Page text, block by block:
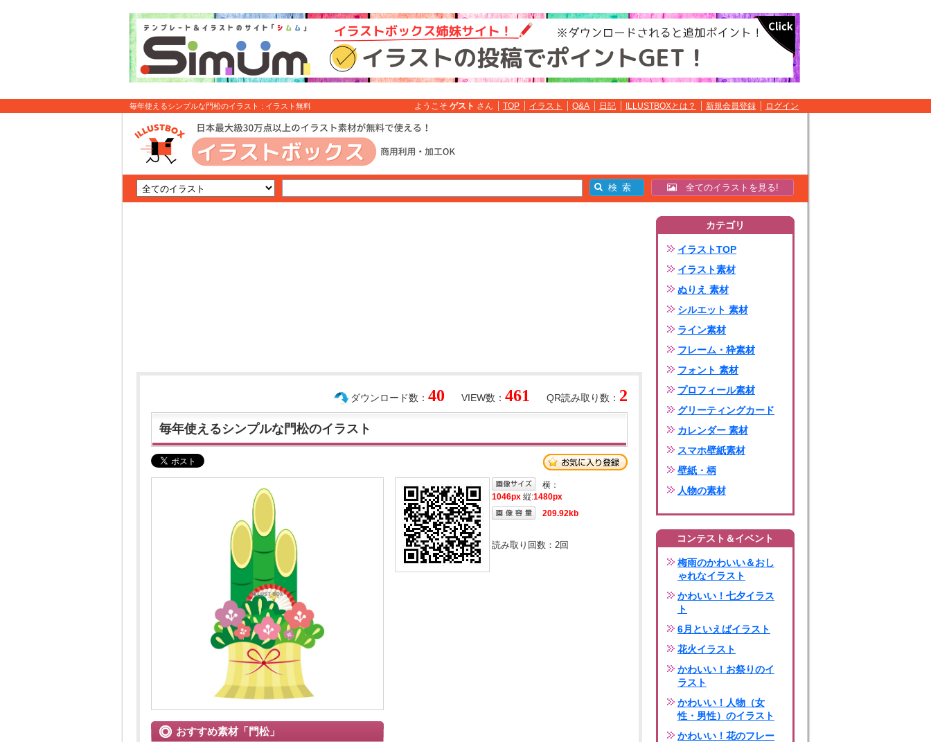
毎年使えるシンプルな門松のイラスト : イラスト無料 ようこそ ゲスト さん TOP イラスト Q&A 日記 ILLUSTBOXとは？ 新規会員登録 ログイン
全てのイラストを見る!
QR読み取り数： 2
VIEW数： 461
ダウンロード数： 40
毎年使えるシンプルな門松のイラスト
おすすめ素材「門松」
横：
1046px 縦:1480px
209.92kb
読み取り回数： 2回
カテゴリ
イラストTOP
イラスト素材
ぬりえ 素材
シルエット 素材
ライン素材
フレーム・枠素材
フォント 素材
プロフィール素材
グリーティングカード
カレンダー 素材
スマホ壁紙素材
壁紙・柄
人物の素材
コンテスト＆イベント
梅雨のかわいい＆おし
ゃれなイラスト
かわいい！七夕イラス
ト
6月といえばイラスト
花火イラスト
かわいい！お祭りのイ
ラスト
かわいい！人物（女
性・男性）のイラスト
かわいい！花のフレー